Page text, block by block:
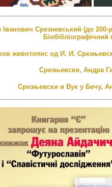
Іванович Срезневський (до
животопис од И. И.
Срезњевски, Андра
Срезњевски и Вук у Бечу,